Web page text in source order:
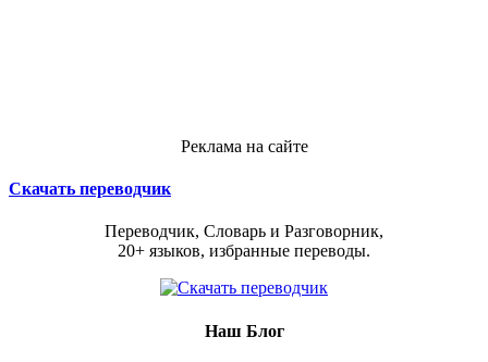
Реклама на сайте
Скачать переводчик
Переводчик, Словарь и Разговорник,
20+ языков, избранные переводы.
Наш Блог